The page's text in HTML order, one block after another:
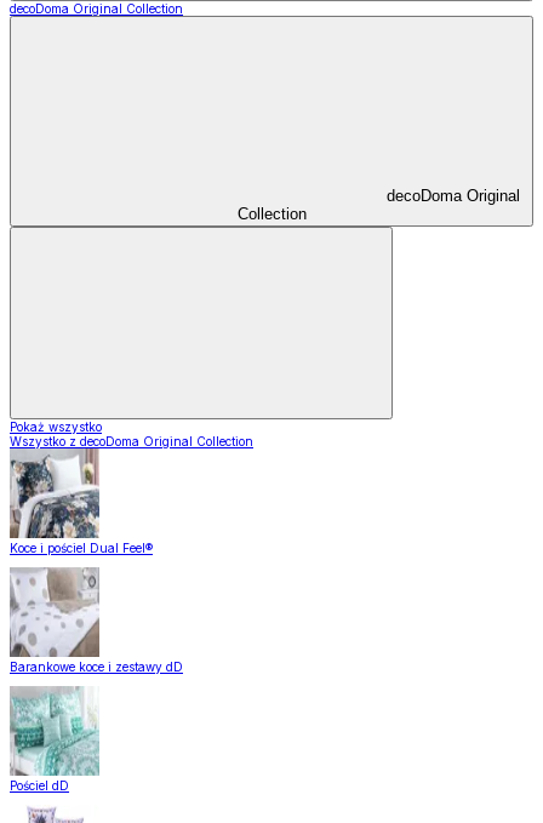
decoDoma Original Collection
decoDoma Original
Collection
Pokaż wszystko
Wszystko z decoDoma Original Collection
Koce i pościel Dual Feel®
Barankowe koce i zestawy dD
Pościel dD